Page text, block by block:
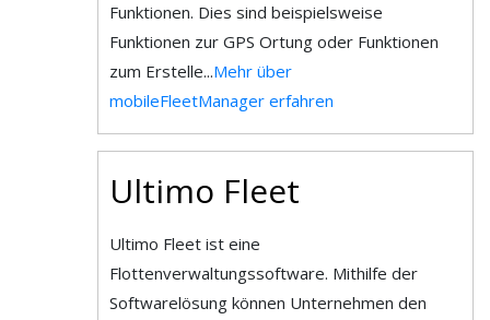
Funktionen. Dies sind beispielsweise
Funktionen zur GPS Ortung oder Funktionen
zum Erstelle...Mehr über
mobileFleetManager erfahren
Ultimo Fleet
Ultimo Fleet ist eine
Flottenverwaltungssoftware. Mithilfe der
Softwarelösung können Unternehmen den